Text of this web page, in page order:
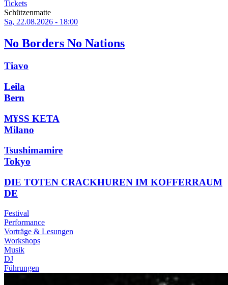
Tickets
Schützenmatte
Sa, 22.08.2026 - 18:00
No Borders No Nations
Tiavo
Leila
Bern
M¥SS KETA
Milano
Tsushimamire
Tokyo
DIE TOTEN CRACKHUREN IM KOFFERRAUM
DE
Festival
Performance
Vorträge & Lesungen
Workshops
Musik
DJ
Führungen